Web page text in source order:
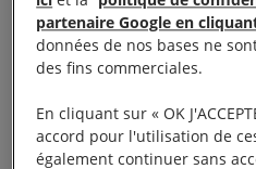
fossiles, elles ne sont pas
certains fabricants
Des années de pratiques
réglementées ont des
droits fondamentaux et
partenaire Google en
données de nos bases ne
des fins commerciales.
En cliquant sur « OK
accord pour l'utilisation de
également continuer sans